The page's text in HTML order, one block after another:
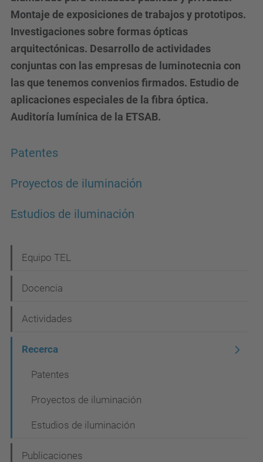
Montaje de exposiciones de trabajos y prototipos.
Investigaciones sobre formas ópticas
arquitectónicas. Desarrollo de actividades
conjuntas con las empresas de luminotecnia con
las que tenemos convenios firmados. Estudio de
aplicaciones especiales de la fibra óptica.
Auditoría lumínica de la ETSAB.
Patentes
Proyectos de iluminación
Estudios de iluminación
a
v
g
n
Equipo TEL
Docencia
Actividades
Recerca
Patentes
Proyectos de iluminación
Estudios de iluminación
Publicaciones